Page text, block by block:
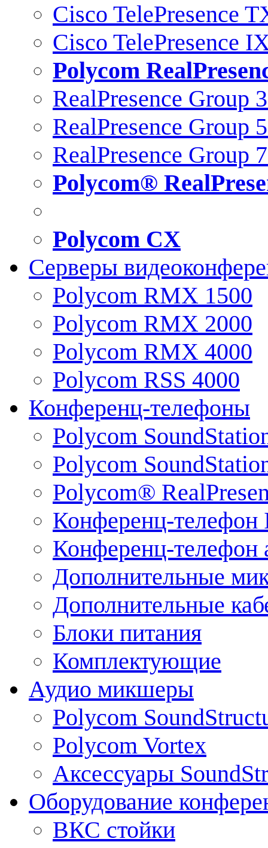
Cisco TelePresence
Cisco TelePresence
Polycom
RealPresence Group
RealPresence Group
RealPresence Group
Polycom®
Polycom CX
Серверы
Polycom RMX 1500
Polycom RMX 2000
Polycom RMX 4000
Polycom RSS 4000
Конференц-телефоны
Polycom
Polycom
Polycom®
Конференц-телефон
Конференц-телефон
Дополнительные
Дополнительные
Блоки питания
Комплектующие
Аудио микшеры
Polycom
Polycom Vortex
Аксессуары
Оборудование
ВКС стойки